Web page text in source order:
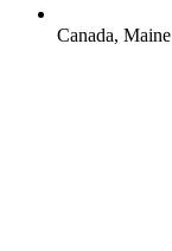
Canada, Maine